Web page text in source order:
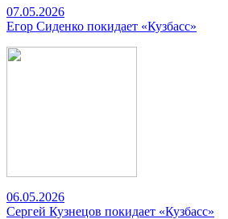
07.05.2026
Егор Сиденко покидает «Кузбасс»
06.05.2026
Сергей Кузнецов покидает «Кузбасс»